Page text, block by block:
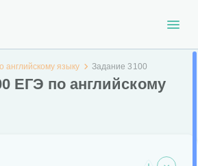
английскому языку Задание 3100
ЕГЭ по английскому